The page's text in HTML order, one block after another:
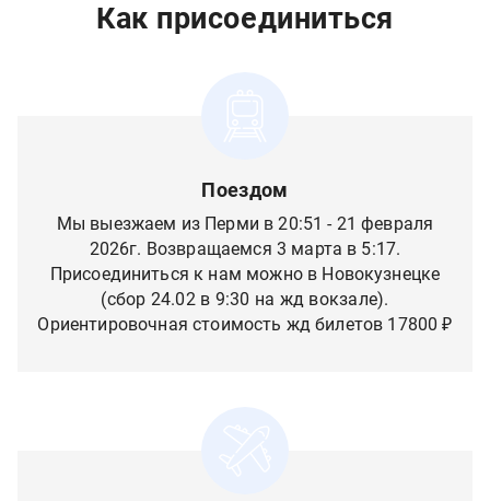
Как присоединиться
Поездом
Мы выезжаем из Перми в 20:51 - 21 февраля
2026г. Возвращаемся 3 марта в 5:17.
Присоединиться к нам можно в Новокузнецке
(сбор 24.02 в 9:30 на жд вокзале).
Ориентировочная стоимость жд билетов 17800 ₽